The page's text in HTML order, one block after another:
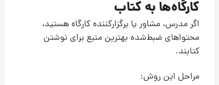
کارگاه‌ها به کتاب
اگر مدرس، مشاور یا برگزارکننده کارگاه هستید،
محتواهای ضبط‌شده بهترین منبع برای نوشتن
کتابند.
مراحل این روش: